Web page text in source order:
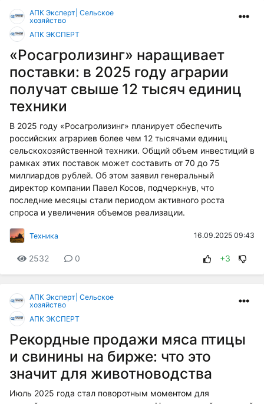
АПК Эксперт| Сельское
хозяйство
АПК ЭКСПЕРТ
«Росагролизинг» наращивает
поставки: в 2025 году аграрии
получат свыше 12 тысяч единиц
техники
В 2025 году «Росагролизинг» планирует обеспечить
российских аграриев более чем 12 тысячами единиц
сельскохозяйственной техники. Общий объем инвестиций в
рамках этих поставок может составить от 70 до 75
миллиардов рублей. Об этом заявил генеральный
директор компании Павел Косов, подчеркнув, что
последние месяцы стали периодом активного роста
спроса и увеличения объемов реализации.
Техника 16.09.2025 09:43
2532 0 +3
АПК Эксперт| Сельское
хозяйство
АПК ЭКСПЕРТ
Рекордные продажи мяса птицы
и свинины на бирже: что это
значит для животноводства
Июль 2025 года стал поворотным моментом для